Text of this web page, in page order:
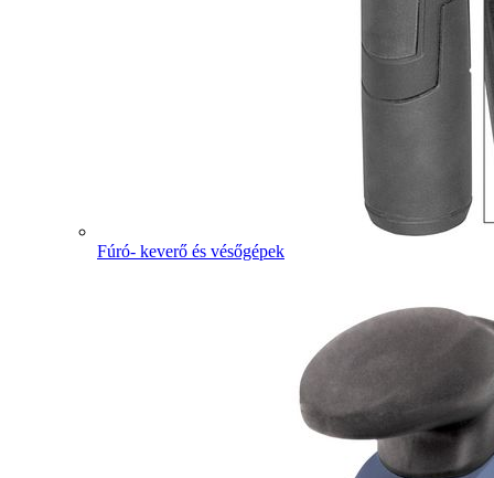
Fúró- keverő és vésőgépek